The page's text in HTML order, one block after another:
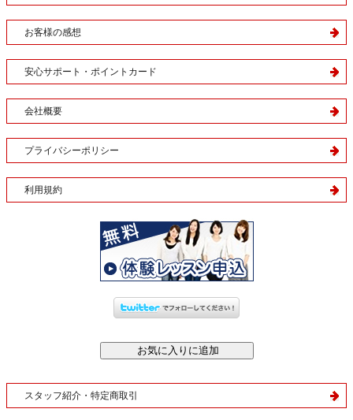
お客様の感想
安心サポート・ポイントカード
会社概要
プライバシーポリシー
利用規約
スタッフ紹介・特定商取引